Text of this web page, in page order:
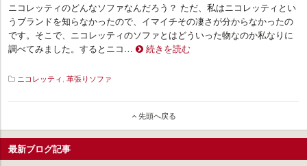
ニコレッティのどんなソファなんだろう？ ただ、私はニコレッティとい
うブランドを知らなかったので、イマイチその凄さが分からなかったの
です。そこで、ニコレッティのソファとはどういった物なのか私なりに
調べてみました。するとニコ…
続きを読む
ニコレッティ , 革張りソファ
イ
リ
ア
プ
先頭へ戻る
最新ブログ記事